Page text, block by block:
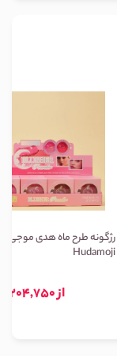
رژگونه طرح ماه هدی موجی
Hudamoji
از 204,750 تومان